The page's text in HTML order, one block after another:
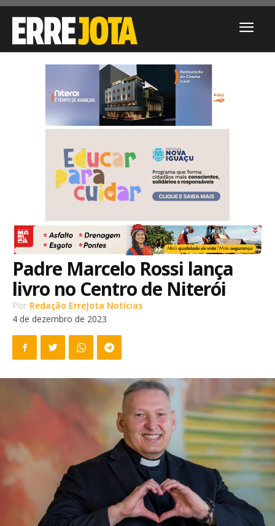
Padre Marcelo Rossi lança
livro no Centro de Niterói
Por Redação ErreJota Notícias
4 de dezembro de 2023